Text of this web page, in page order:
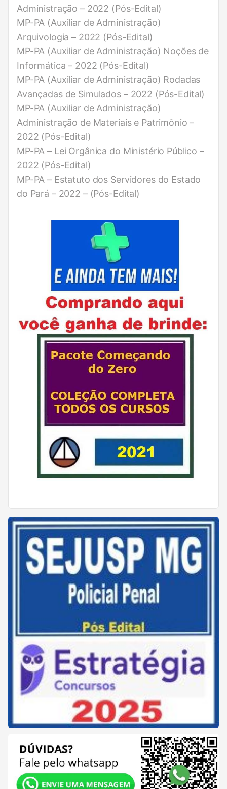
Administração – 2022 (Pós-Edital)
MP-PA (Auxiliar de Administração)
Arquivologia – 2022 (Pós-Edital)
MP-PA (Auxiliar de Administração) Noções de
Informática – 2022 (Pós-Edital)
MP-PA (Auxiliar de Administração) Rodadas
Avançadas de Simulados – 2022 (Pós-Edital)
MP-PA (Auxiliar de Administração)
Administração de Materiais e Patrimônio –
2022 (Pós-Edital)
MP-PA – Lei Orgânica do Ministério Público –
2022 (Pós-Edital)
MP-PA – Estatuto dos Servidores do Estado
do Pará – 2022 – (Pós-Edital)